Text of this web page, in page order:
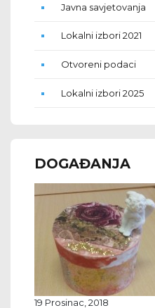
Javna savjetovanja
Lokalni izbori 2021
Otvoreni podaci
Lokalni izbori 2025
DOGAĐANJA
19 Prosinac, 2018